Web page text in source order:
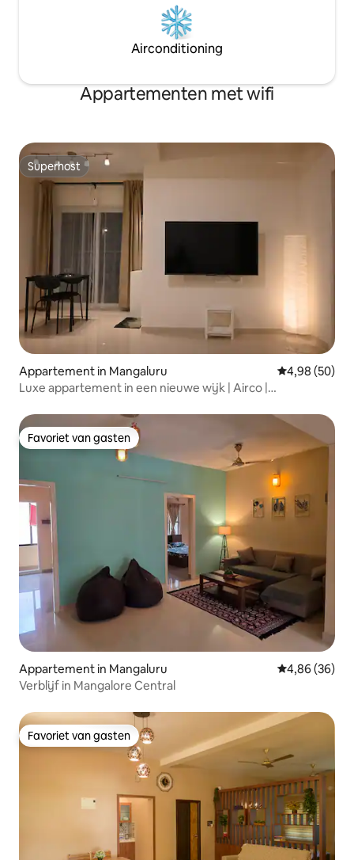
Airconditioning
Appartementen met wifi
Superhost
Superhost
Appartement in Mangaluru Gemiddelde
4,98 (50)
Luxe appartement in een nieuwe wijk | Airco |
Favoriet van gasten
Favoriet van gasten
Appartement in Mangaluru Gemiddelde
4,86 (36)
Verblijf in Mangalore Central
Favoriet van gasten
Favoriet van gasten